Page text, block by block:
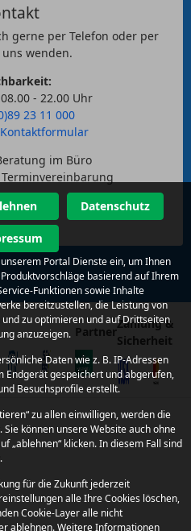
gerne per Telefon oder per
wenden.
- 22.00 Uhr
23 11 000
im Büro
Partner
Zahlung &
Sicherheit
Datenschutz
Portal Dienste ein, um Ihnen
basierend auf Ihrem
Funktionen sowie Inhalte
bereitzustellen, die Leistung von
zu optimieren und auf Drittseiten
anzuzeigen.
Daten wie z. B. IP-Adressen
gespeichert und abgerufen,
Besuchsprofile erstellt.
zu allen einwilligen, werden die
können unsere Website auch ohne
„ablehnen“ klicken. In diesem Fall sind
für die Zukunft jederzeit
alle Ihre Cookies löschen,
Cookie-Layer alle nicht
ablehnen. Weitere Informationen